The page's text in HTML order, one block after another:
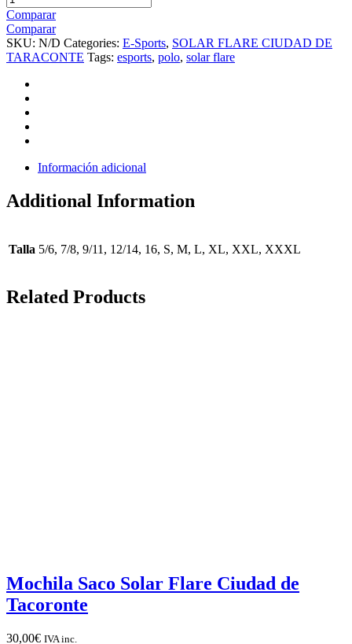
Comparar
Comparar
SKU: N/D Categories: E-Sports, SOLAR FLARE CIUDAD DE
TARACONTE Tags: esports, polo, solar flare
Información adicional
Additional Information
Talla 5/6, 7/8, 9/11, 12/14, 16, S, M, L, XL, XXL, XXXL
Related Products
Mochila Saco Solar Flare Ciudad de
Tacoronte
30,00€ IVA inc.